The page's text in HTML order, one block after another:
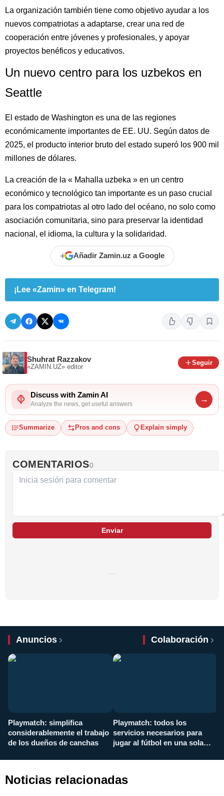
La organización también tiene como objetivo ayudar a los
nuevos compatriotas a adaptarse, crear una red de
cooperación entre jóvenes y profesionales, y apoyar
proyectos benéficos y educativos.
Un nuevo centro para los uzbekos en
Seattle
El estado de Washington es una de las regiones
económicamente importantes de EE. UU. Según datos de
2025, el producto interior bruto del estado superó los 900 mil
millones de dólares.
La creación de la « Mahalla uzbeka » en un centro
económico y tecnológico tan importante es un paso crucial
para los compatriotas al otro lado del océano, no solo como
asociación comunitaria, sino para preservar la identidad
nacional, el idioma, la cultura y la solidaridad.
+ Añadir Zamin.uz a Google
¡Lee «Zamin» en Telegram!
Shuhrat Razzakov
«ZAMIN.UZ» editor
Seguir
Discuss with Zamin AI
Analyze the news, get useful answers
→
Summarize Pros and cons Explain simply
COMENTARIOS0
Enviar
Anuncios Colaboración
Playmatch: simplifica
considerablemente el trabajo
de los dueños de canchas
Playmatch: todos los
servicios necesarios para
jugar al fútbol en una sola
Noticias relacionadas